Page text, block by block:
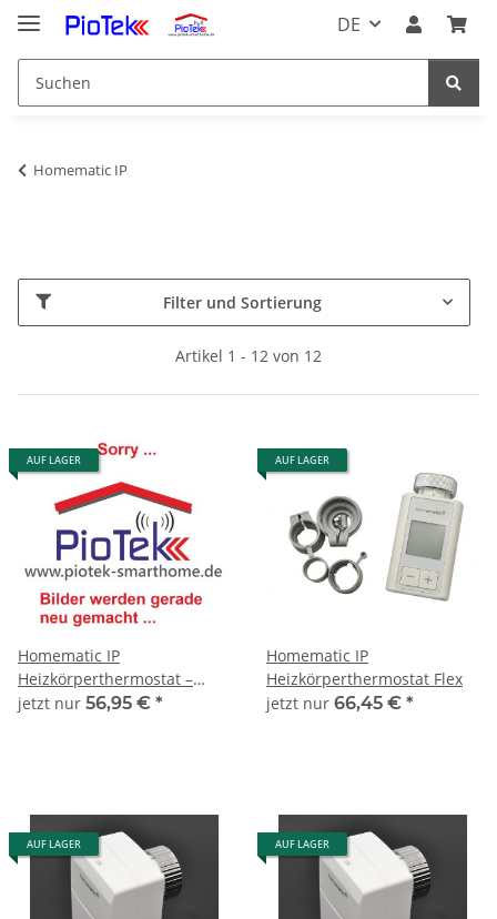
DE
Homematic IP
Filter und Sortierung
Artikel 1 - 12 von 12
AUF LAGER
Homematic IP
Heizkörperthermostat –
pure, eTRV-3
jetzt nur 56,95 € *
AUF LAGER
Homematic IP
Heizkörperthermostat Flex
jetzt nur 66,45 € *
AUF LAGER AUF LAGER